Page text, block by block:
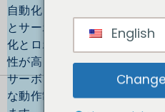
自動化とロボット工学の需
とサーボ アンプの市場の成
化とロボット工学の効率、
性が高まっていることが、市
サーボ ドライブとアンプは
な動作制御を実現する上で
English